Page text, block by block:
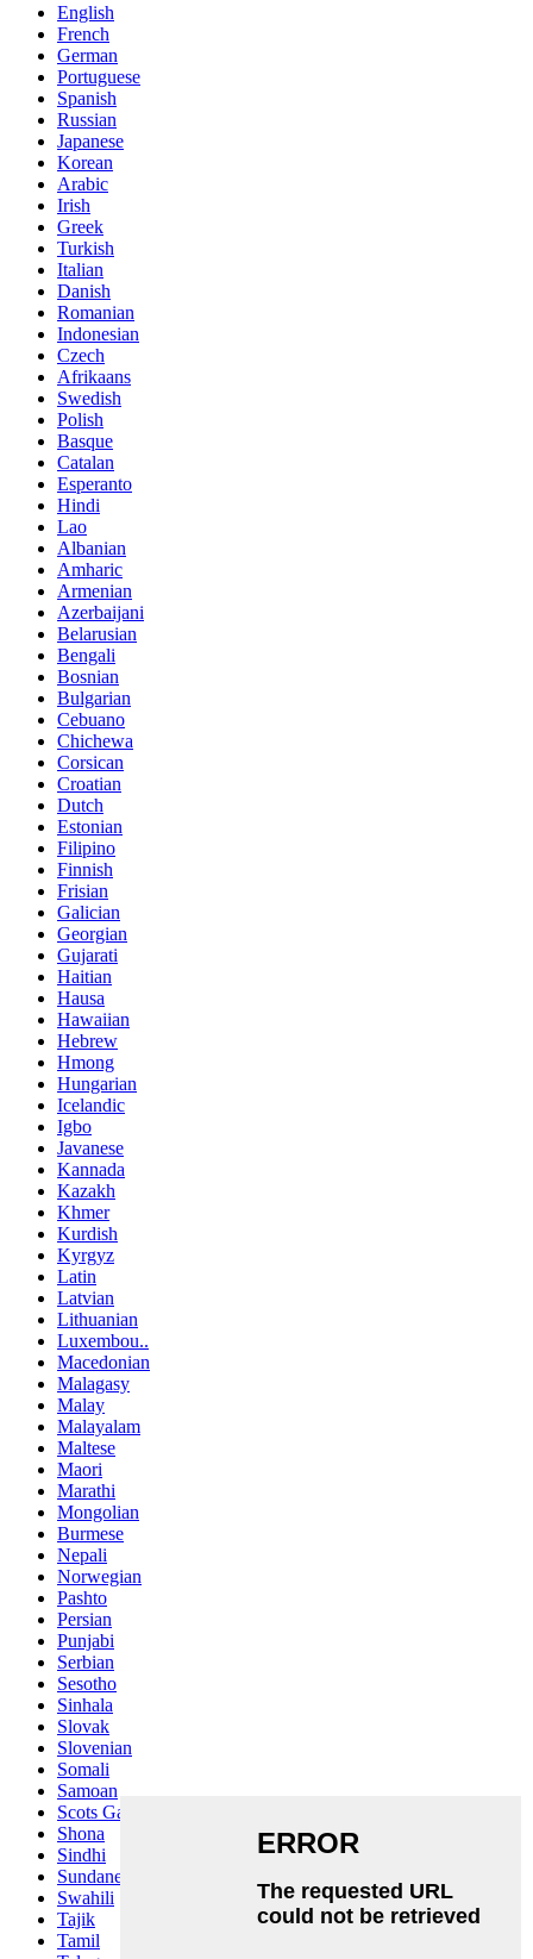
English
French
German
Portuguese
Spanish
Russian
Japanese
Korean
Arabic
Irish
Greek
Turkish
Italian
Danish
Romanian
Indonesian
Czech
Afrikaans
Swedish
Polish
Basque
Catalan
Esperanto
Hindi
Lao
Albanian
Amharic
Armenian
Azerbaijani
Belarusian
Bengali
Bosnian
Bulgarian
Cebuano
Chichewa
Corsican
Croatian
Dutch
Estonian
Filipino
Finnish
Frisian
Galician
Georgian
Gujarati
Haitian
Hausa
Hawaiian
Hebrew
Hmong
Hungarian
Icelandic
Igbo
Javanese
Kannada
Kazakh
Khmer
Kurdish
Kyrgyz
Latin
Latvian
Lithuanian
Luxembou..
Macedonian
Malagasy
Malay
Malayalam
Maltese
Maori
Marathi
Mongolian
Burmese
Nepali
Norwegian
Pashto
Persian
Punjabi
Serbian
Sesotho
Sinhala
Slovak
Slovenian
Somali
Samoan
Scots Gaelic
Shona
Sindhi
Sundanese
Swahili
Tajik
Tamil